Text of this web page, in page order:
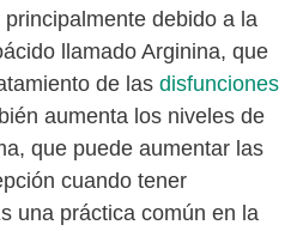
debido a la
llamado Arginina, que
de las disfunciones
aumenta los niveles de
que puede aumentar las
cuando tener
una práctica común en la